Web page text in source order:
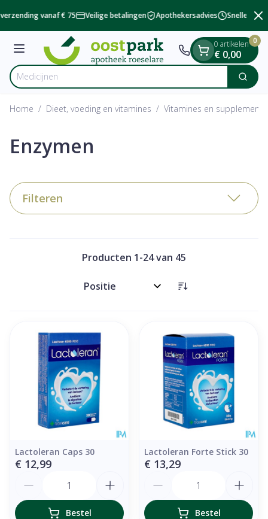
vanaf € 75 Veilige betalingen Apothekersadvies Snelle
Menu
Product, merk, categorie... Zoek
0 artikelen
€ 0,00
0
Home / Dieet, voeding en vitamines / Vitamines en
Enzymen
Filteren
Producten 1-24van 45
Sorteer op:
Lactoleran Caps 30
€ 12,99
Bestel
Lactoleran Forte Stick 30
€ 13,29
Bestel